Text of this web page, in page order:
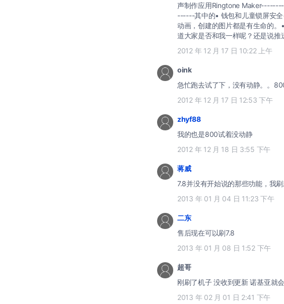
声制作应用Ringtone
------其中的• 钱包和儿童锁屏安
动画，创建的图片都是有生命的
道大家是否和我一样呢？还是说推
2012 年 12 月 17 日 10:22 上午
oink
急忙跑去试了下，没有动静。。
2012 年 12 月 17 日 12:53 下午
zhyf88
我的也是800试着没动静
2012 年 12 月 18 日 3:55 下午
蒋威
7.8并没有开始说的那些功能，我
2013 年 01 月 04 日 11:23 下午
二东
售后现在可以刷7.8
2013 年 01 月 08 日 1:52 下午
超哥
刚刷了机子 没收到更新
2013 年 02 月 01 日 2:41 下午